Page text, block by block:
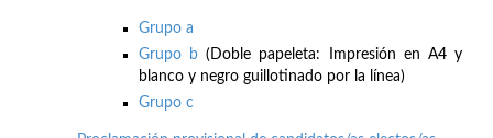
Grupo a
Grupo b (Doble papeleta: Impresión en A4 y
blanco y negro guillotinado por la línea)
Grupo c